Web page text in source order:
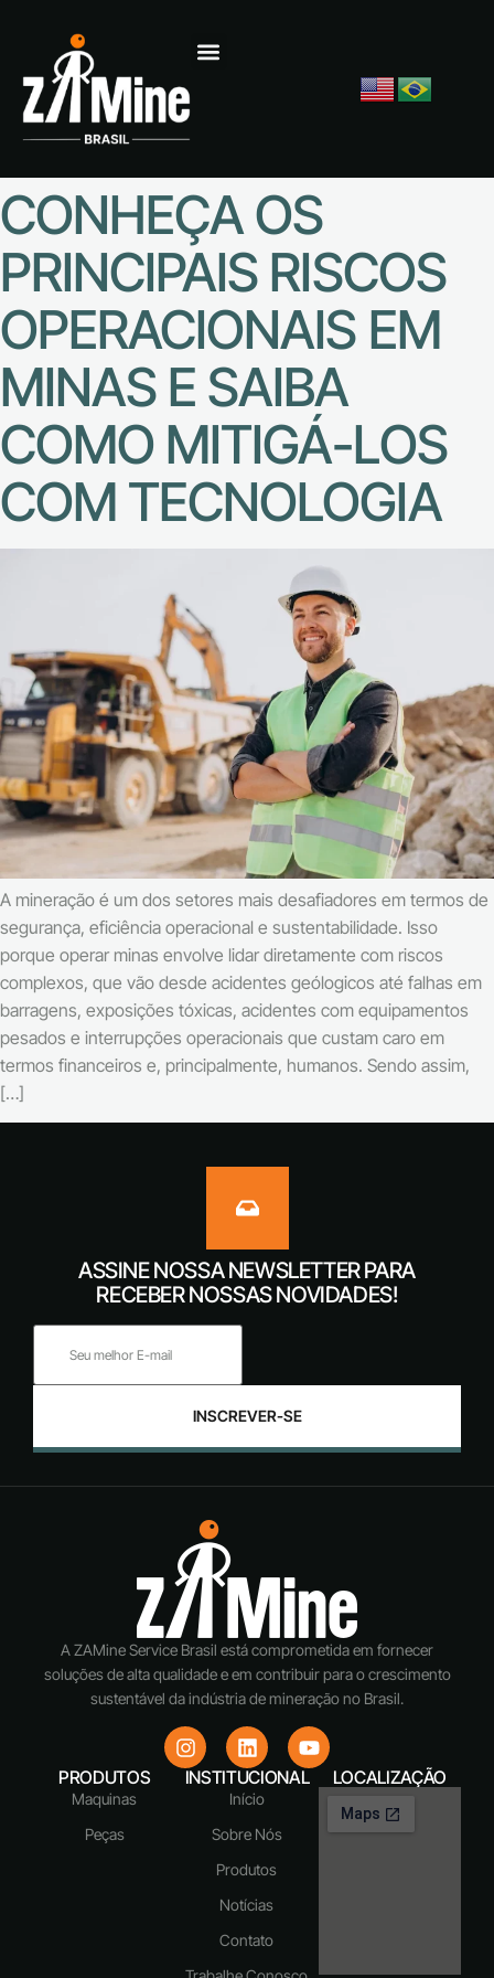
CONHEÇA OS
PRINCIPAIS RISCOS
OPERACIONAIS EM
MINAS E SAIBA
COMO MITIGÁ-LOS
COM TECNOLOGIA
A mineração é um dos setores mais desafiadores em termos de
segurança, eficiência operacional e sustentabilidade. Isso
porque operar minas envolve lidar diretamente com riscos
complexos, que vão desde acidentes geólogicos até falhas em
barragens, exposições tóxicas, acidentes com equipamentos
pesados e interrupções operacionais que custam caro em
termos financeiros e, principalmente, humanos. Sendo assim,
[…]
ASSINE NOSSA NEWSLETTER PARA
RECEBER NOSSAS NOVIDADES!
INSCREVER-SE
A ZAMine Service Brasil está comprometida em fornecer
soluções de alta qualidade e em contribuir para o crescimento
sustentável da indústria de mineração no Brasil.
PRODUTOS
Maquinas
Peças
INSTITUCIONAL
Início
Sobre Nós
Produtos
Notícias
Contato
LOCALIZAÇÃO